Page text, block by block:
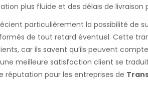
plus fluide et des délais de livraison
particulièrement la possibilité de
de tout retard éventuel. Cette
car ils savent qu’ils peuvent
meilleure satisfaction client se
réputation pour les entreprises de